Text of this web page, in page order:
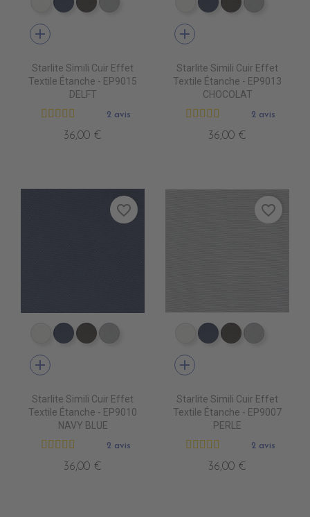
EP9000 BLANC
EP9010 NAVY BLUE
EP9013 CHOCOLAT
add
Starlite Simili Cuir Effet
Textile Étanche - EP9015
DELFT
2 avis
36,00 €
EP9000 BLANC
EP9010 NAVY
EP9013
add
Starlite Simili Cuir Effet
Textile Étanche - EP9013
CHOCOLAT
2 avis
36,00 €
EP9000 BLANC
EP9010 NAVY BLUE
EP9013 CHOCOLAT
add
Starlite Simili Cuir Effet
Textile Étanche - EP9010
NAVY BLUE
2 avis
36,00 €
favorite_border
EP9000 BLANC
EP9010 NAVY
EP9013
add
Starlite Simili Cuir Effet
Textile Étanche - EP9007
PERLE
2 avis
36,00 €
favorite_border